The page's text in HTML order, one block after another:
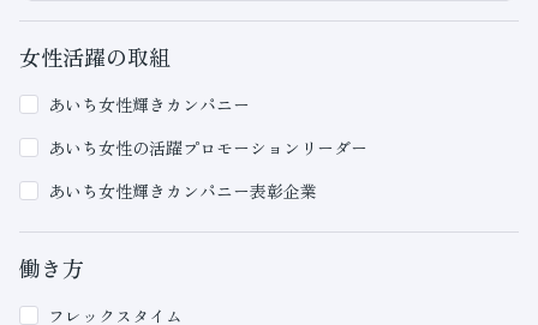
女性活躍の取組
あいち女性輝きカンパニー
あいち女性の活躍プロモーションリーダー
あいち女性輝きカンパニー表彰企業
働き方
フレックスタイム